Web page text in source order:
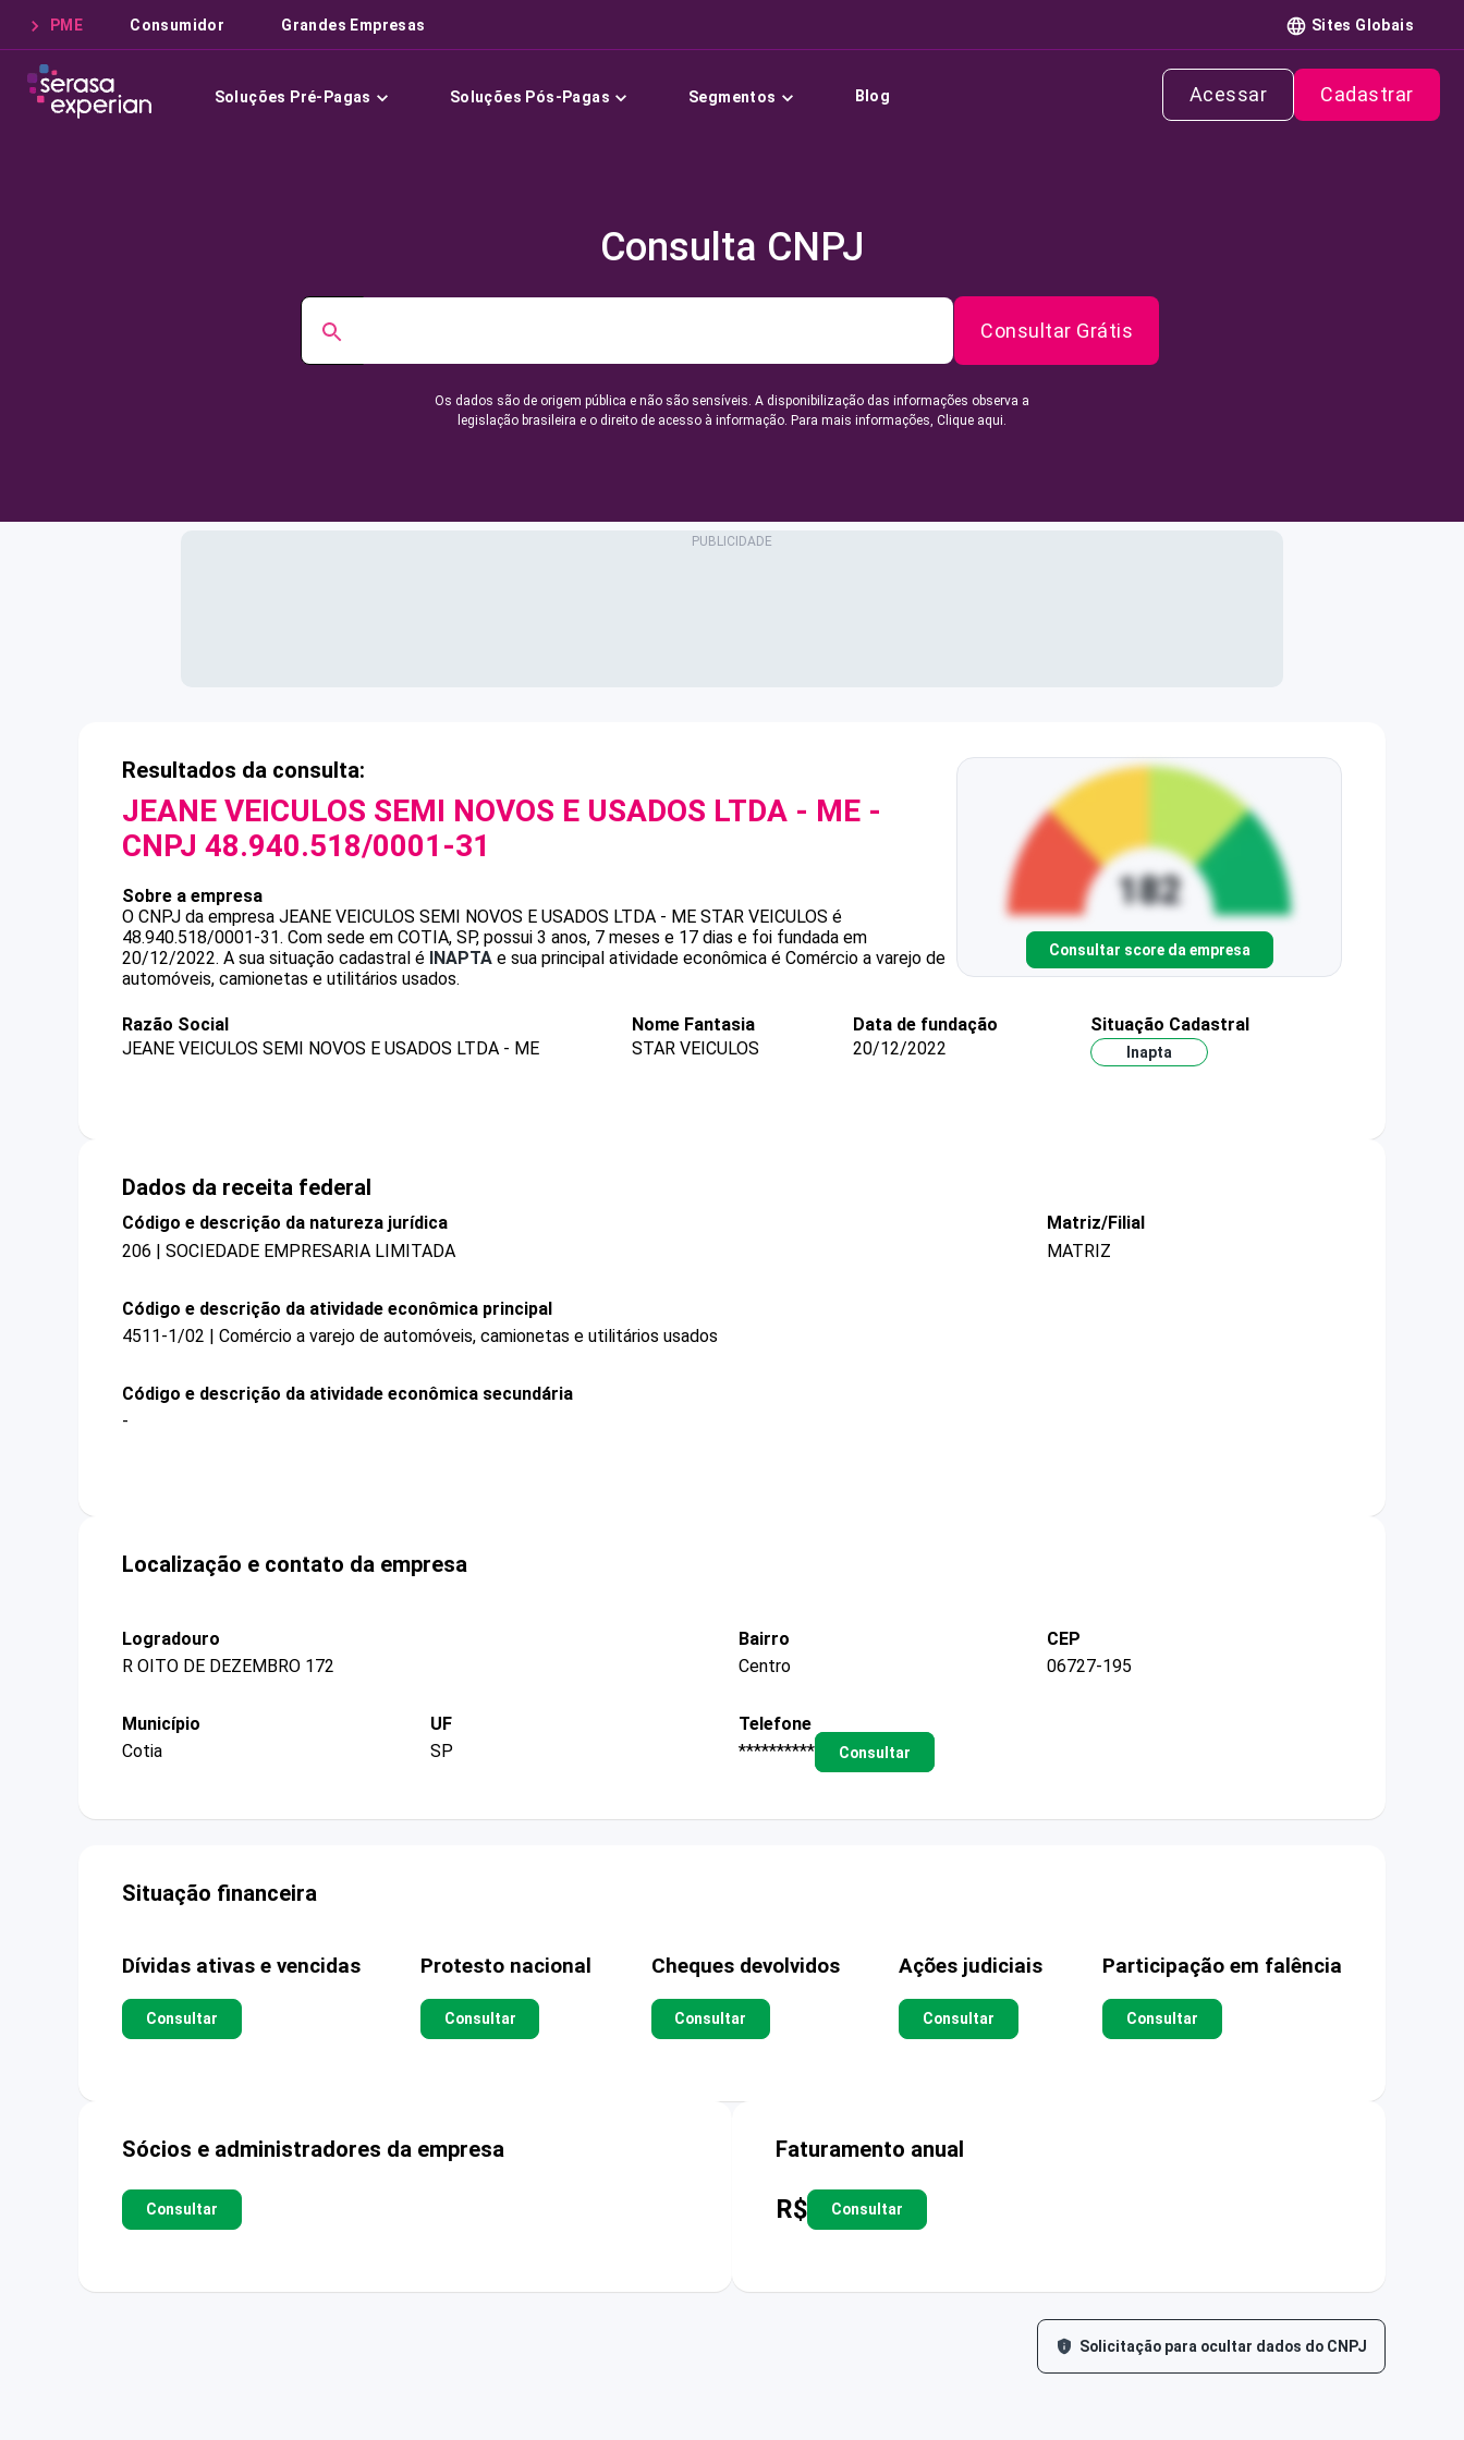
PME Consumidor Grandes Empresas Sites Globais
Soluções Pré-Pagas Soluções Pós-Pagas Segmentos Blog Acessar Cadastrar
Consulta CNPJ
Consultar Grátis
Os dados são de origem pública e não são sensíveis. A disponibilização das informações observa a
legislação brasileira e o direito de acesso à informação. Para mais informações, Clique aqui.
Resultados da consulta:
JEANE VEICULOS SEMI NOVOS E USADOS LTDA - ME -
CNPJ 48.940.518/0001-31
Sobre a empresa
O CNPJ da empresa JEANE VEICULOS SEMI NOVOS E USADOS LTDA - ME STAR VEICULOS é
48.940.518/0001-31. Com sede em COTIA, SP, possui 3 anos, 7 meses e 17 dias e foi fundada em
20/12/2022. A sua situação cadastral é INAPTA e sua principal atividade econômica é Comércio a varejo de
automóveis, camionetas e utilitários usados.
Consultar score da empresa
Razão Social
JEANE VEICULOS SEMI NOVOS E USADOS LTDA - ME
Nome Fantasia
STAR VEICULOS
Data de fundação
20/12/2022
Situação Cadastral
Inapta
Dados da receita federal
Código e descrição da natureza jurídica
206 | SOCIEDADE EMPRESARIA LIMITADA
Matriz/Filial
MATRIZ
Código e descrição da atividade econômica principal
4511-1/02 | Comércio a varejo de automóveis, camionetas e utilitários usados
Código e descrição da atividade econômica secundária
-
Localização e contato da empresa
Logradouro
R OITO DE DEZEMBRO 172
Bairro
Centro
CEP
06727-195
Município
Cotia
UF
SP
Telefone
**********
Consultar
Situação financeira
Dívidas ativas e vencidas
Consultar
Protesto nacional
Consultar
Cheques devolvidos
Consultar
Ações judiciais
Consultar
Participação em falência
Consultar
Sócios e administradores da empresa
Consultar
Faturamento anual
R$ Consultar
Solicitação para ocultar dados do CNPJ